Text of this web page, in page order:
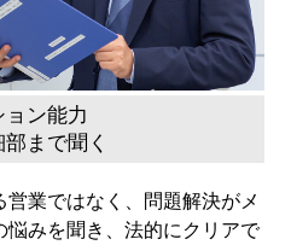
ン能力
まで聞く
業ではなく、問題解決がメ
悩みを聞き、法的にクリアで